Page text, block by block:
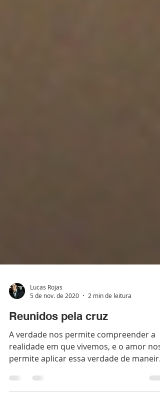
5 de nov. de 2020
2 min de leitura
Reunidos pela cruz
A verdade nos permite compreender a
realidade em que vivemos, e o amor nos
permite aplicar essa verdade de maneira
Cristã.